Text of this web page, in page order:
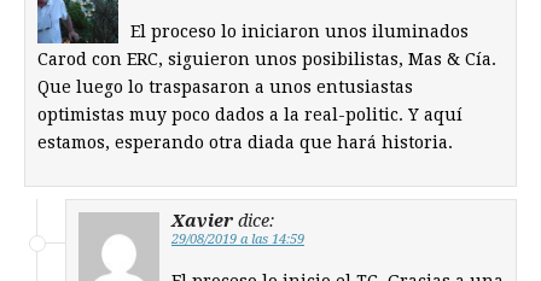
El proceso lo iniciaron unos iluminados
Carod con ERC, siguieron unos posibilistas, Mas & Cía.
Que luego lo traspasaron a unos entusiastas
optimistas muy poco dados a la real-politic. Y aquí
estamos, esperando otra diada que hará historia.
Xavier dice:
29/08/2019 a las 14:59